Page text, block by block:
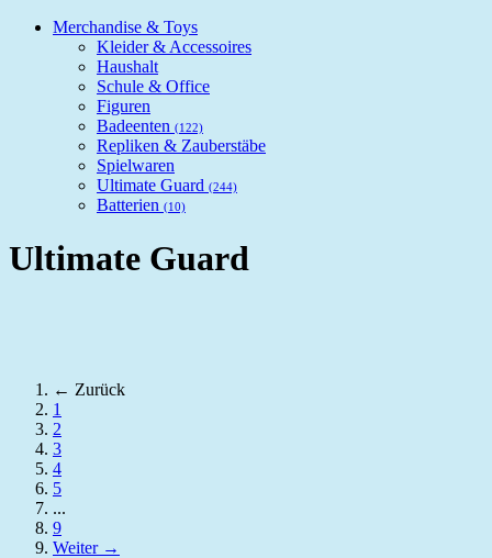
Merchandise & Toys
Kleider & Accessoires
Haushalt
Schule & Office
Figuren
Badeenten (122)
Repliken & Zauberstäbe
Spielwaren
Ultimate Guard (244)
Batterien (10)
Ultimate Guard
← Zurück
1
2
3
4
5
...
9
Weiter →